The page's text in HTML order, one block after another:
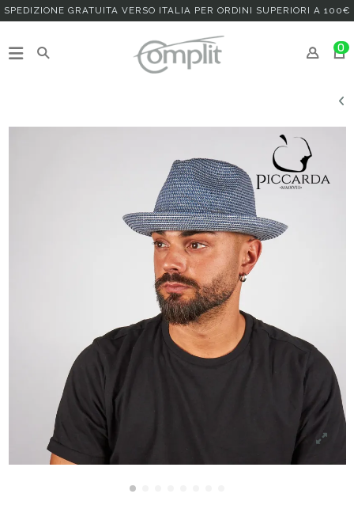
SPEDIZIONE GRATUITA VERSO ITALIA PER ORDINI SUPERIORI A 100€
0